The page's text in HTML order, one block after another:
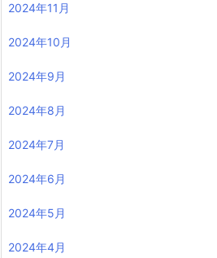
2024年11月
2024年10月
2024年9月
2024年8月
2024年7月
2024年6月
2024年5月
2024年4月